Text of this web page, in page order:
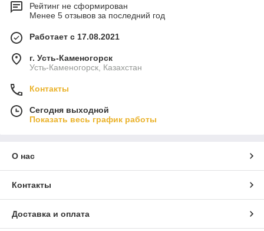
Рейтинг не сформирован
Менее 5 отзывов за последний год
Работает с 17.08.2021
г. Усть-Каменогорск
Усть-Каменогорск, Казахстан
Контакты
Сегодня выходной
Показать весь график работы
О нас
Контакты
Доставка и оплата